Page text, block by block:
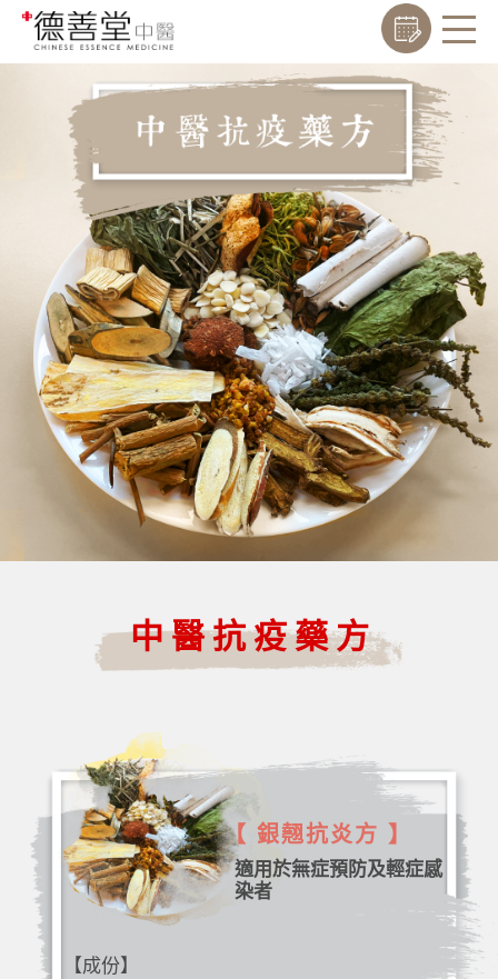
中醫抗疫藥方
【 銀翹抗炎方 】
適用於無症預防及輕症感
染者
【成份】